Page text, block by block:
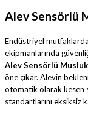
Alev Sensörlü
Endüstriyel
ekipmanlarında
Alev Sensörlü Musluk
öne çıkar. Alevin
otomatik olarak kesen
standartlarını eksiksiz